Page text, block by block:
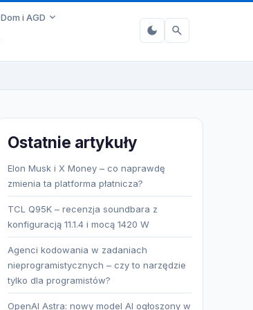
Dom i AGD
Ostatnie artykuły
Elon Musk i X Money – co naprawdę
zmienia ta platforma płatnicza?
TCL Q95K – recenzja soundbara z
konfiguracją 11.1.4 i mocą 1420 W
Agenci kodowania w zadaniach
nieprogramistycznych – czy to narzędzie
tylko dla programistów?
OpenAI Astra: nowy model AI ogłoszony w